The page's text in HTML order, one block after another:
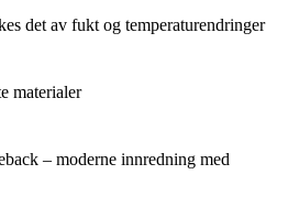
det av fukt og temperaturendringer
materialer
– moderne innredning med